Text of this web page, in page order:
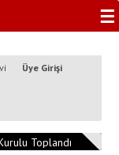
☰
Üye Girişi
Toplandı 13:04:26